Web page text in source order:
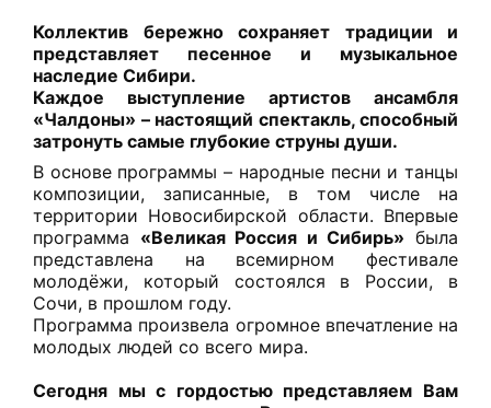
Коллектив бережно сохраняет традиции и
представляет песенное и музыкальное
наследие Сибири.
Каждое выступление артистов ансамбля
«Чалдоны» – настоящий спектакль, способный
затронуть самые глубокие струны души.
В основе программы – народные песни и танцы
композиции, записанные, в том числе на
территории Новосибирской области. Впервые
программа «Великая Россия и Сибирь» была
представлена на всемирном фестивале
молодёжи, который состоялся в России, в
Сочи, в прошлом году.
Программа произвела огромное впечатление на
молодых людей со всего мира.
Сегодня мы с гордостью представляем Вам